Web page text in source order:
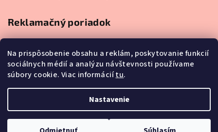
Na prispôsobenie obsahu a reklám, poskytovanie funkcií
sociálnych médií a analýzu návštevnosti používame
súbory cookie. Viac informáciítu.
Nastavenie
Reklamačný poriadok
Ochrana osobných údajov
Splátkový predaj
Upraviť nastavenie cookies